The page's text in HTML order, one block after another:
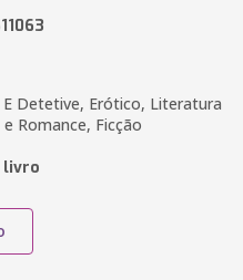
Detetive, Erótico, Literatura
Romance, Ficção
livro